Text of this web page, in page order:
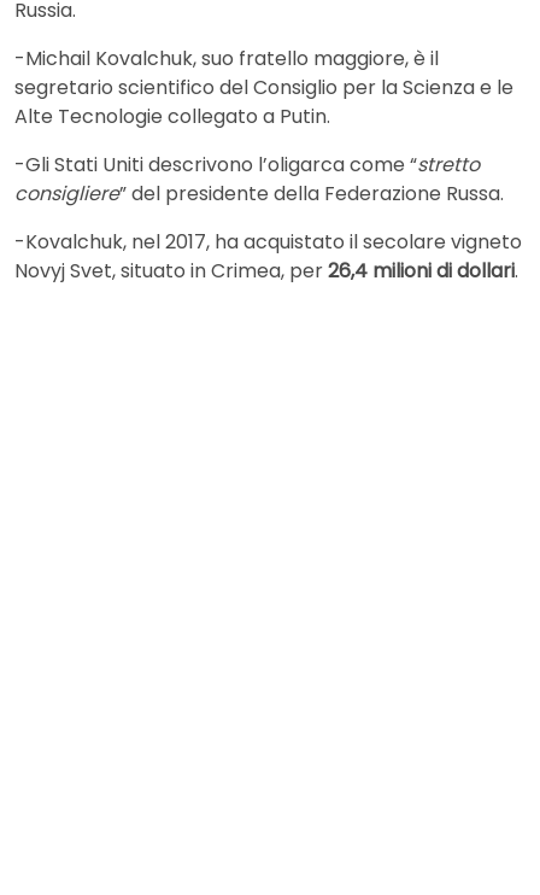
Russia.
-Michail Kovalchuk, suo fratello maggiore, è il
segretario scientifico del Consiglio per la Scienza e le
Alte Tecnologie collegato a Putin.
-Gli Stati Uniti descrivono l’oligarca come “stretto
consigliere” del presidente della Federazione Russa.
-Kovalchuk, nel 2017, ha acquistato il secolare vigneto
Novyj Svet, situato in Crimea, per26,4 milioni di dollari.